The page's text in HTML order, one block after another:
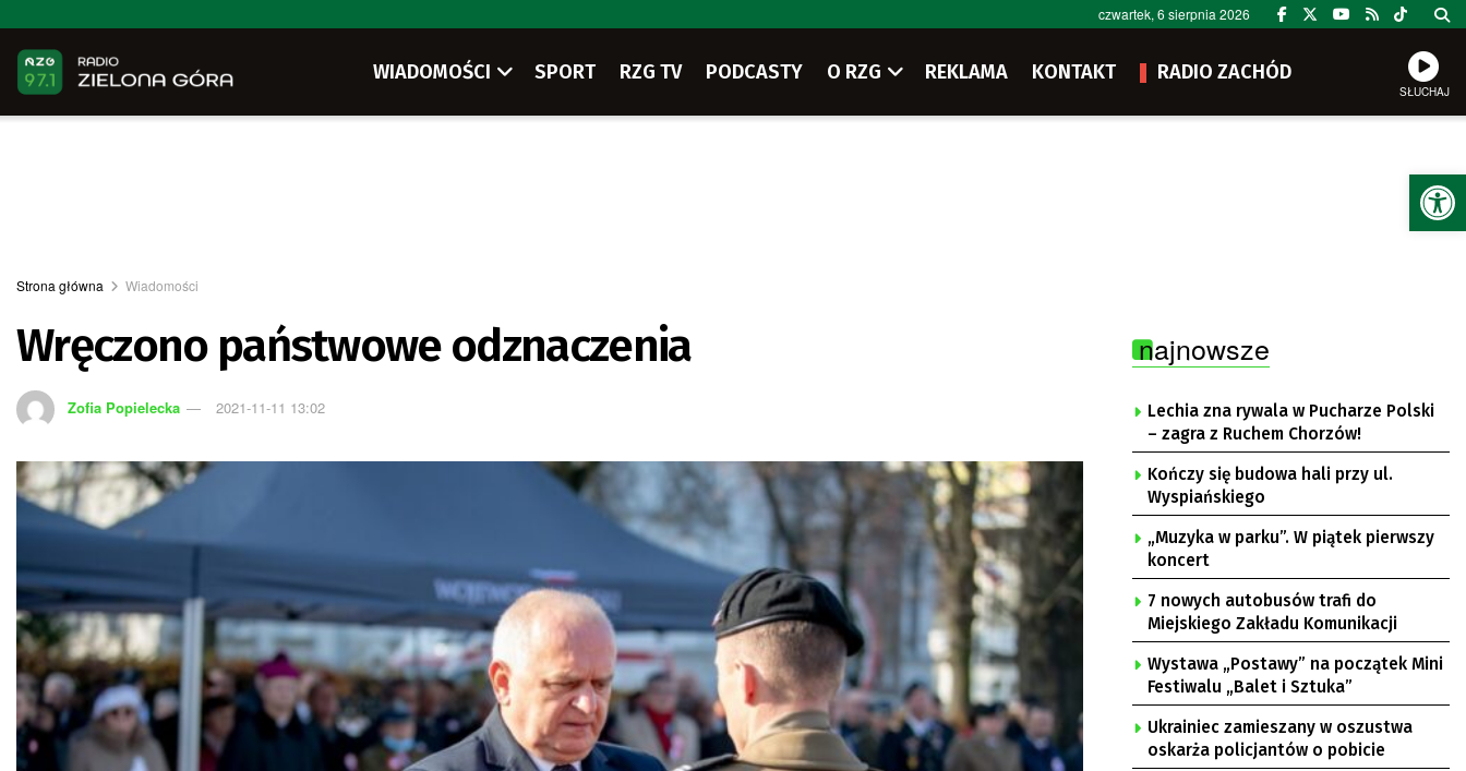
czwartek, 6 sierpnia 2026
WIADOMOŚCI SPORT RZG TV PODCASTY O RZG REKLAMA KONTAKT RADIO ZACHÓD
SŁUCHAJ
Strona główna Wiadomości
Wręczono państwowe odznaczenia
Zofia Popielecka 2021-11-11 13:02
najnowsze
Lechia zna rywala w Pucharze Polski
– zagra z Ruchem Chorzów!
Kończy się budowa hali przy ul.
Wyspiańskiego
„Muzyka w parku”. W piątek pierwszy
koncert
7 nowych autobusów trafi do
Miejskiego Zakładu Komunikacji
Wystawa „Postawy” na początek Mini
Festiwalu „Balet i Sztuka”
Ukrainiec zamieszany w oszustwa
oskarża policjantów o pobicie